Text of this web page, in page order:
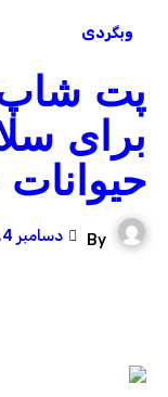
وبگردی
پت شاپ
برای
دسامبر 4, 2024